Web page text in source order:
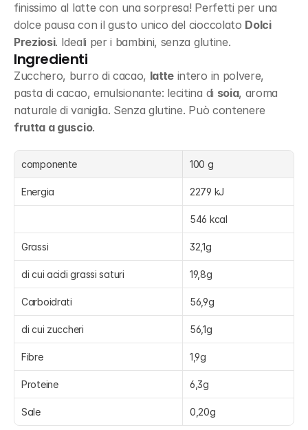
finissimo al latte con una sorpresa! Perfetti per una
dolce pausa con il gusto unico del cioccolato Dolci
Preziosi. Ideali per i bambini, senza glutine.
Ingredienti
Zucchero, burro di cacao, latte intero in polvere,
pasta di cacao, emulsionante: lecitina di soia, aroma
frutta a guscio.
componente 100 g
Energia 2279 kJ
546 kcal
Grassi 32,1g
di cui acidi grassi saturi 19,8g
Carboidrati 56,9g
di cui zuccheri 56,1g
Fibre 1,9g
Proteine 6,3g
Sale 0,20g